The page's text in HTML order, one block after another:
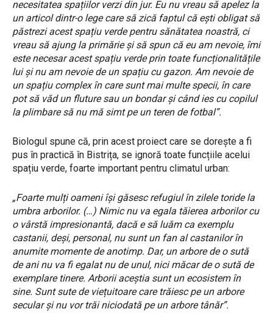
necesitatea spațiilor verzi din jur. Eu nu vreau să apelez la
un articol dintr-o lege care să zică faptul că ești obligat să
păstrezi acest spațiu verde pentru sănătatea noastră, ci
vreau să ajung la primărie și să spun că eu am nevoie, îmi
este necesar acest spațiu verde prin toate funcționalitățile
lui și nu am nevoie de un spațiu cu gazon. Am nevoie de
un spațiu complex în care sunt mai multe specii, în care
pot să văd un fluture sau un bondar și când ies cu copilul
la plimbare să nu mă simt pe un teren de fotbal”.
Biologul spune că, prin acest proiect care se dorește a fi
pus în practică în Bistrița, se ignoră toate funcțiile acelui
spațiu verde, foarte important pentru climatul urban:
„Foarte mulți oameni își găsesc refugiul în zilele toride la
umbra arborilor. (…) Nimic nu va egala tăierea arborilor cu
o vârstă impresionantă, dacă e să luăm ca exemplu
castanii, deși, personal, nu sunt un fan al castanilor în
anumite momente de anotimp. Dar, un arbore de o sută
de ani nu va fi egalat nu de unul, nici măcar de o sută de
exemplare tinere. Arborii aceștia sunt un ecosistem în
sine. Sunt sute de viețuitoare care trăiesc pe un arbore
secular și nu vor trăi niciodată pe un arbore tânăr”.